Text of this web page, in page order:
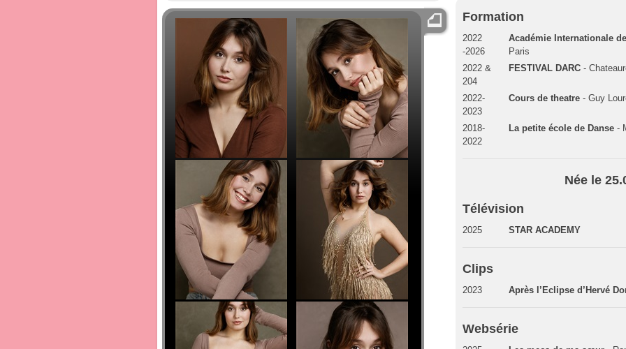
Formation
2022
-2026
Académie Internationale
Paris
2022 &
204
FESTIVAL DARC -
2022-
2023
Cours de theatre - Guy
2018-
2022
La petite école de Danse -
Née le
Télévision
2025 STAR ACADEMY
Clips
2023 Après l’Eclipse d’Hervé
Websérie